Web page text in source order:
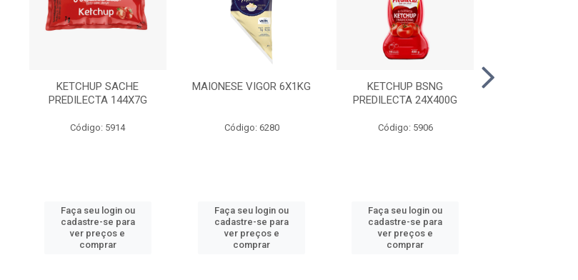
KETCHUP SACHE
PREDILECTA 144X7G
Código: 5914
Faça seu login ou
cadastre-se para
ver preços e
comprar
MAIONESE VIGOR 6X1KG
Código: 6280
Faça seu login ou
cadastre-se para
ver preços e
comprar
KETCHUP BSNG
PREDILECTA 24X400G
Código: 5906
Faça seu login ou
cadastre-se para
ver preços e
comprar